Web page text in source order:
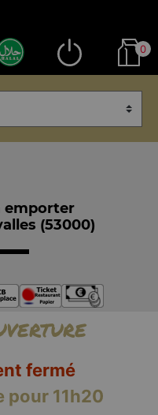
0
emporter
(53000)
fermé
pour 11h20